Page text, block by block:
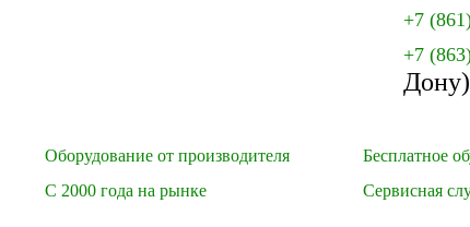
+7
+7
Дону)
Оборудование от производителя Бесплатное
С 2000 года на рынке
Сервисная